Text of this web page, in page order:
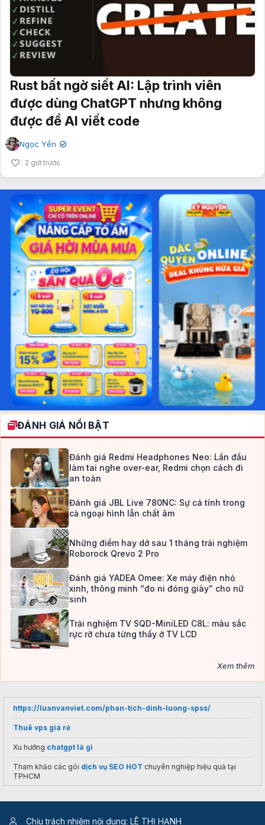
Rust bất ngờ siết AI: Lập trình viên
được dùng ChatGPT nhưng không
được để AI viết code
Ngọc Yến ✔
2 giờ trước
ĐÁNH GIÁ NỔI BẬT
Đánh giá Redmi Headphones Neo: Lần đầu
làm tai nghe over-ear, Redmi chọn cách đi
an toàn
Đánh giá JBL Live 780NC: Sự cá tính trong
cả ngoại hình lẫn chất âm
Những điểm hay dở sau 1 tháng trải nghiệm
Roborock Qrevo 2 Pro
Đánh giá YADEA Omee: Xe máy điện nhỏ
xinh, thông minh “đo ni đóng giày” cho nữ
sinh
Trải nghiệm TV SQD-MiniLED C8L: màu sắc
rực rỡ chưa từng thấy ở TV LCD
Xem thêm
https://luanvanviet.com/phan-tich-dinh-luong-spss/
Thuê vps giá rẻ
Xu hướng chatgpt là gì
Tham khảo các gói dịch vụ SEO HOT chuyên nghiệp hiệu quả tại
TPHCM
Du học Hàn Quốc
Chịu trách nhiệm nội dung: LÊ THỊ HẠNH